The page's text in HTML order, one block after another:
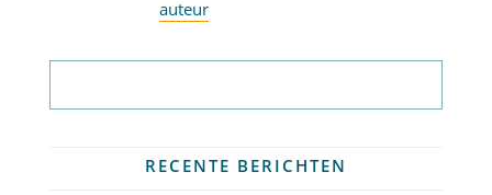
auteur
RECENTE BERICHTEN